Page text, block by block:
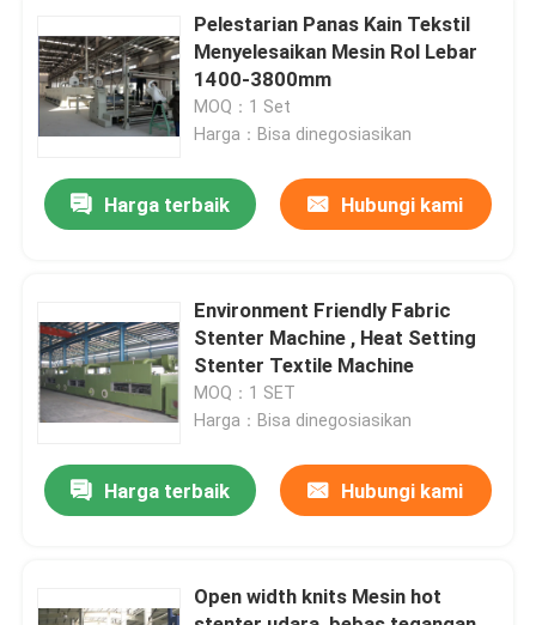
Tentang kami
Kontrol kualitas
Berita
Permintaan Penawaran
Pengaturan Heat Stenter
Pelestarian Panas Kain Tekstil
Menyelesaikan Mesin Rol Lebar
1400-3800mm
MOQ：1 Set
Harga：Bisa dinegosiasikan
Harga terbaik Hubungi kami
Environment Friendly Fabric
Stenter Machine , Heat Setting
Stenter Textile Machine
MOQ：1 SET
Harga：Bisa dinegosiasikan
Harga terbaik Hubungi kami
Open width knits Mesin hot